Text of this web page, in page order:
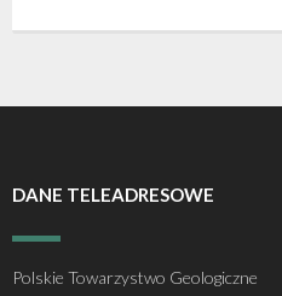
DANE TELEADRESOWE
Polskie Towarzystwo Geologiczne